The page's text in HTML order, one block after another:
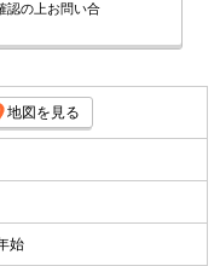
認の上お問い合
地図を見る
始